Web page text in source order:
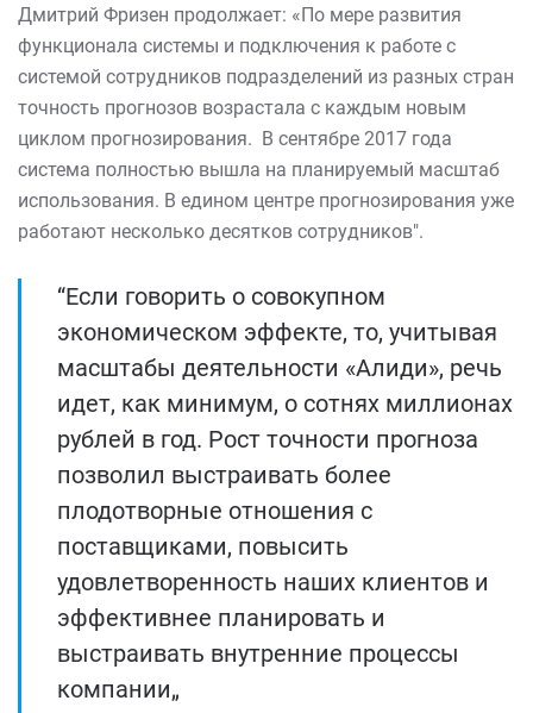
Дмитрий Фризен продолжает: «По мере развития
функционала системы и подключения к работе с
системой сотрудников подразделений из разных стран
точность прогнозов возрастала с каждым новым
циклом прогнозирования. В сентябре 2017 года
система полностью вышла на планируемый масштаб
использования. В едином центре прогнозирования уже
работают несколько десятков сотрудников".
“Если говорить о совокупном
экономическом эффекте, то, учитывая
масштабы деятельности «Алиди», речь
идет, как минимум, о сотнях миллионах
рублей в год. Рост точности прогноза
позволил выстраивать более
плодотворные отношения с
поставщиками, повысить
удовлетворенность наших клиентов и
эффективнее планировать и
выстраивать внутренние процессы
компании„